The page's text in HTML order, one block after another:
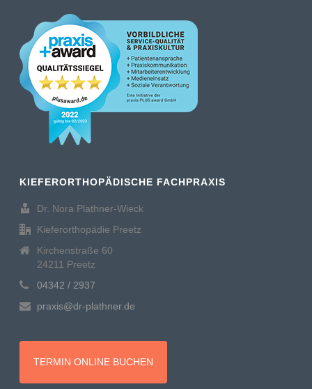
KIEFERORTHOPÄDISCHE FACHPRAXIS
Dr. Nora Plathner-Wieck
Kieferorthopädie Preetz
Kirchenstraße 60
24211 Preetz
04342 / 2937
praxis@dr-plathner.de
TERMIN ONLINE BUCHEN